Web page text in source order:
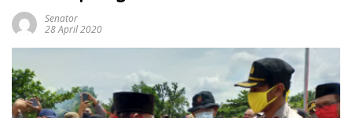
Senator
28 April 2020